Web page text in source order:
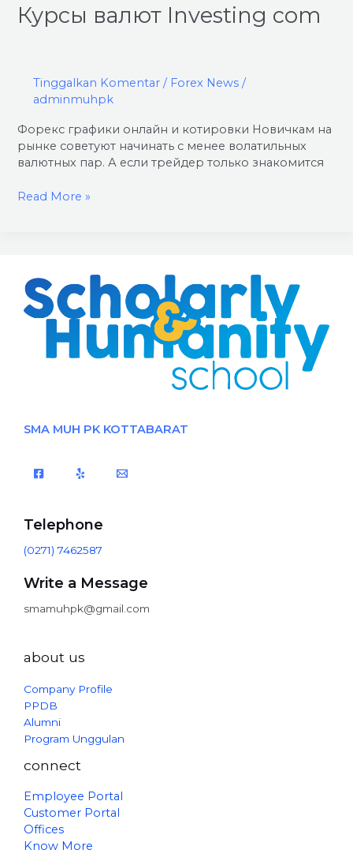
Курсы валют Investing com
Tinggalkan Komentar / Forex News/
adminmuhpk
Форекс графики онлайн и котировки Новичкам на
рынке советуют начинать с менее волатильных
валютных пар. А если трейдер только знакомится
Курсы
валют
Read More »
SMA MUH PK KOTTABARAT
Telephone
(0271) 7462587
Write a Message
smamuhpk@gmail.com
about us
Company Profile
PPDB
Alumni
Program Unggulan
connect
Employee Portal
Customer Portal
Offices
Know More